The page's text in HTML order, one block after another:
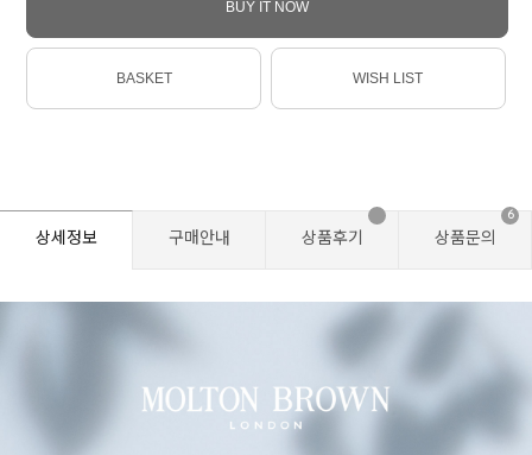
BUY IT NOW
BASKET WISH LIST
상세정보 구매안내 상품후기 상품문의
6